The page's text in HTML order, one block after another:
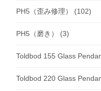
PH5（歪み修理） (102)
PH5（磨き） (3)
Toldbod 155 Glass
Toldbod 220 Glass